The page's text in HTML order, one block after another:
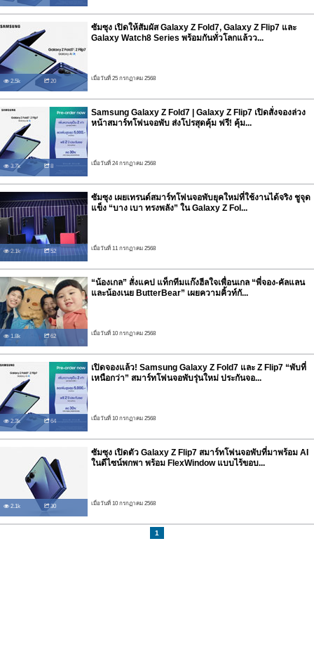
2.5k 20
ซัมซุง เปิดให้สัมผัส Galaxy Z Fold7, Galaxy Z Flip7 และ
Galaxy Watch8 Series พร้อมกันทั่วโลกแล้วว...
เมื่อวันที่ 25 กรกฏาคม 2568
3.7k 8
Samsung Galaxy Z Fold7 | Galaxy Z Flip7 เปิดสั่งจองล่วง
หน้าสมาร์ทโฟนจอพับ ส่งโปรสุดคุ้ม ฟรี! คุ้ม...
เมื่อวันที่ 24 กรกฏาคม 2568
2.1k 52
ซัมซุง เผยเทรนด์สมาร์ทโฟนจอพับยุคใหม่ที่ใช้งานได้จริง ชูจุด
แข็ง “บาง เบา ทรงพลัง” ใน Galaxy Z Fol...
เมื่อวันที่ 11 กรกฏาคม 2568
1.8k 62
“น้องเกล” สั่งแคป แท็กทีมแก๊งฮีลใจเพื่อนเกล “พี่จอง-คัลแลน
และน้องเนย ButterBear” เผยความคิ้วท์กั...
เมื่อวันที่ 10 กรกฏาคม 2568
2.3k 64
เปิดจองแล้ว! Samsung Galaxy Z Fold7 และ Z Flip7 “พับที่
เหนือกว่า” สมาร์ทโฟนจอพับรุ่นใหม่ ประกันจอ...
เมื่อวันที่ 10 กรกฏาคม 2568
2.1k 30
ซัมซุง เปิดตัว Galaxy Z Flip7 สมาร์ทโฟนจอพับที่มาพร้อม AI
ในดีไซน์พกพา พร้อม FlexWindow แบบไร้ขอบ...
เมื่อวันที่ 10 กรกฏาคม 2568
1